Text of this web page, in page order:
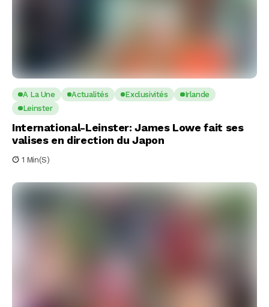
A La Une Actualités Exclusivités
Irlande
Leinster
International-Leinster: James Lowe fait ses
valises en direction du Japon
1 Min(s)